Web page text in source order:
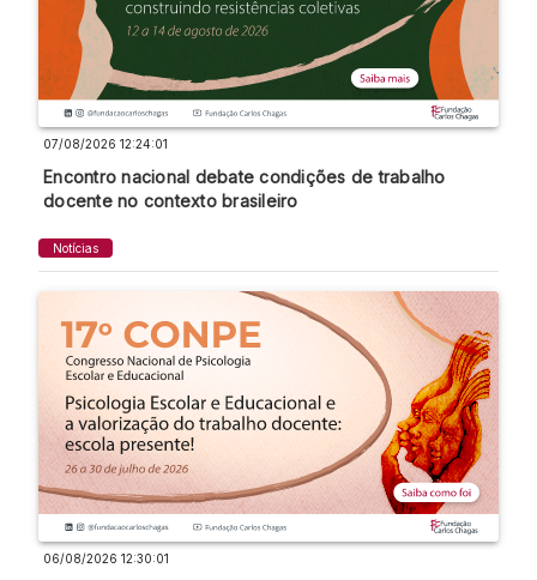
07/08/2026 12:24:01
Encontro nacional debate condições de trabalho
docente no contexto brasileiro
Notícias
06/08/2026 12:30:01